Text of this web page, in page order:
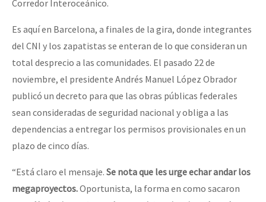
Corredor Interoceánico.
Es aquí en Barcelona, a finales de la gira, donde integrantes
del CNI y los zapatistas se enteran de lo que consideran un
total desprecio a las comunidades. El pasado 22 de
noviembre, el presidente Andrés Manuel López Obrador
publicó un decreto para que las obras públicas federales
sean consideradas de seguridad nacional y obliga a las
dependencias a entregar los permisos provisionales en un
plazo de cinco días.
“Está claro el mensaje. Se nota que les urge echar andar los
megaproyectos.Oportunista, la forma en como sacaron